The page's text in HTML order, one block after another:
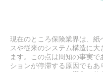
現在のところ保険業界は、紙
スや従来のシステム構造に大
ます。この点は周知の事実で
ションが停滞する原因でもあ